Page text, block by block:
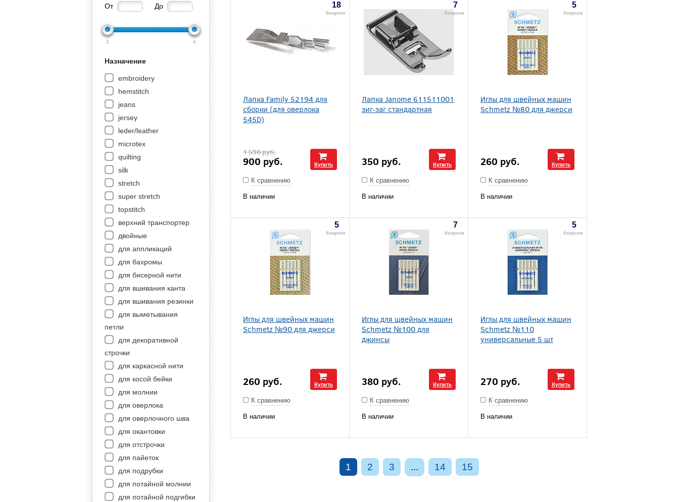
От До
2 4
Назначение
embroidery
hemstitch
jeans
jersey
leder/leather
microtex
quilting
silk
stretch
super stretch
topstitch
верхний транспортер
двойные
для аппликаций
для бахромы
для бисерной нити
для вшивания канта
для вшивания резинки
для выметывания
петли
для декоративной
строчки
для каркасной нити
для косой бейки
для молнии
для оверлока
для оверлочного шва
для окантовки
для отстрочки
для пайеток
для подрубки
для потайной молнии
для потайной подгибки
18
бонусов
Лапка Family 52194 для
сборки (для оверлока
545D)
1 590руб.
900 руб. Купить
К сравнению
В наличии
7
бонусов
Лапка Janome 611511001
зиг-заг стандартная
350 руб. Купить
К сравнению
В наличии
5
бонусов
Иглы для швейных машин
Schmetz №80 для джерси
260 руб. Купить
К сравнению
В наличии
5
бонусов
Иглы для швейных машин
Schmetz №90 для джерси
260 руб. Купить
К сравнению
В наличии
7
бонусов
Иглы для швейных машин
Schmetz №100 для
джинсы
380 руб. Купить
К сравнению
В наличии
5
бонусов
Иглы для швейных машин
Schmetz №110
универсальные 5 шт
270 руб. Купить
К сравнению
В наличии
1 2 3 ... 14 15